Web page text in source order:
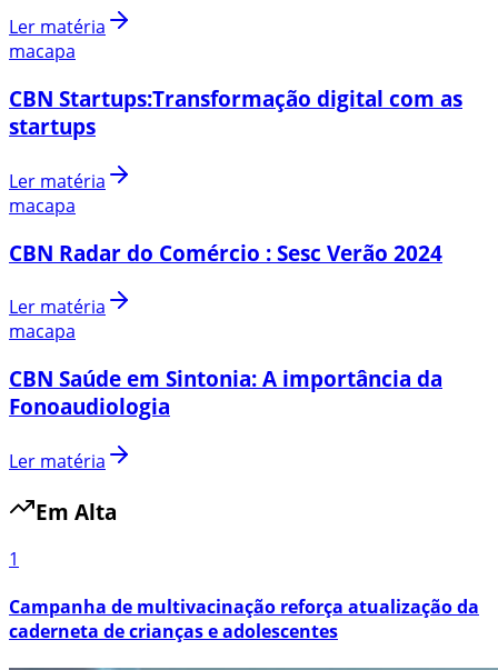
Ler matéria
macapa
CBN Startups:Transformação digital com as
startups
Ler matéria
macapa
CBN Radar do Comércio : Sesc Verão 2024
Ler matéria
macapa
CBN Saúde em Sintonia: A importância da
Fonoaudiologia
Ler matéria
Em Alta
1
Campanha de multivacinação reforça atualização da
caderneta de crianças e adolescentes